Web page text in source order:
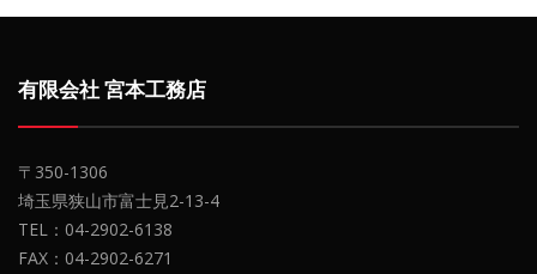
有限会社 宮本工務店
〒350-1306
埼玉県狭山市富士見2-13-4
TEL：04-2902-6138
FAX：04-2902-6271